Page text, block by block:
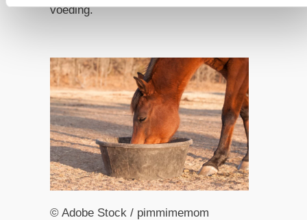
voeding.
© Adobe Stock / pimmimemom